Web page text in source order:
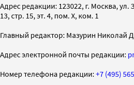
Адрес редакции: 123022, г. Москва, ул.
13, стр. 15, эт. 4, пом. X, ком. 1
Главный редактор: Мазурин Николай
Адрес электронной почты редакции:
Номер телефона редакции: +7 (495)